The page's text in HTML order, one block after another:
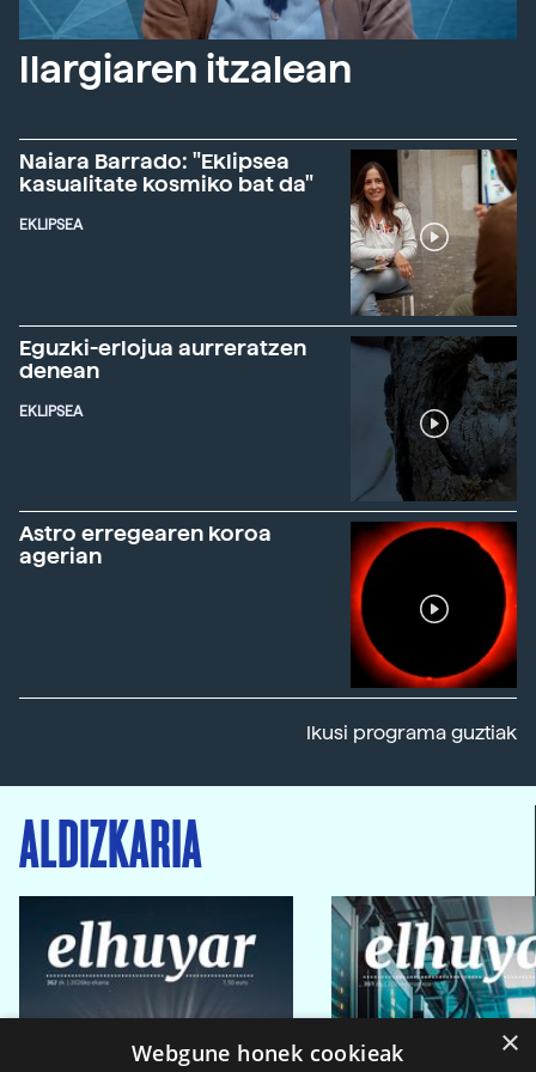
Ilargiaren itzalean
Naiara Barrado: "Eklipsea
kasualitate kosmiko bat da"
EKLIPSEA
Eguzki-erlojua aurreratzen
denean
EKLIPSEA
Astro erregearen koroa
agerian
Ikusi programa guztiak
ALDIZKARIA
×
Webgune honek cookieak